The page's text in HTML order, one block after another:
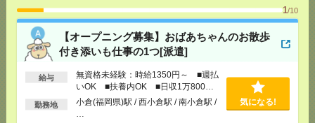
1/10
【オープニング募集】おばあちゃんのお散歩
付き添いも仕事の1つ[派遣]
給与
無資格未経験：時給1350円～ ■週払
いOK ■扶養内OK ■日収1万800円
以上
勤務地
小倉(福岡県)駅 / 西小倉駅 / 南小倉駅 /
気になる!
実働7h×週5日×4週 ※月収例を保証するものではあ
りません。※給与即受取りサービス利用可（利用条
件有）
[交通費]
1ヶ月3万円を上限として実費支給
[勤務地]小倉(福岡県)駅から徒歩5分
入浴ナシ＊夜勤でゆったり見守りだけ＊週1日～無理